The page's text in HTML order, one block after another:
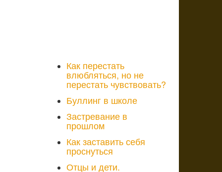
Как перестать
влюбляться, но не
перестать чувствовать?
Буллинг в школе
Застревание в
прошлом
Как заставить себя
проснуться
Отцы и дети.